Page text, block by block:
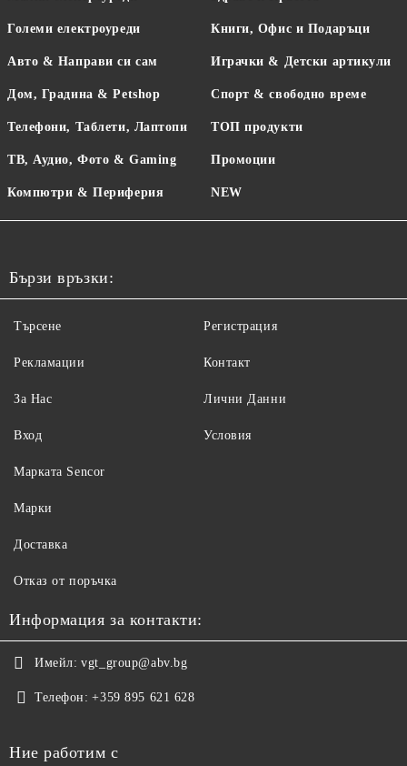
Големи електроуреди
Авто & Направи си сам
Дом, Градина & Petshop
Телефони, Таблети, Лаптопи
ТВ, Аудио, Фото & Gaming
Компютри & Периферия
Книги, Офис и Подаръци
Играчки & Детски артикули
Спорт & свободно време
ТОП продукти
Промоции
NEW
Бързи връзки:
Търсене
Рекламации
За Нас
Вход
Регистрация
Контакт
Лични Данни
Условия
Maрката Sencor
Марки
Доставка
Отказ от поръчка
Информация за контакти:
Имейл: vgt_group@abv.bg
Телефон: +359 895 621 628
Ние работим с